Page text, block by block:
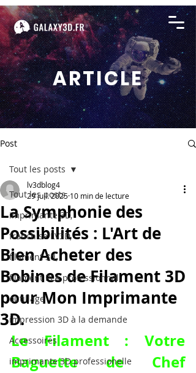
ARTICLE
Post
Tout les posts
imprimante 3D,
franchise LV3D,
filament 3d,
filament PLA professionnel
outillage
impression 3D à la demande
Accessoires
imprimante 3D professionelle
Tout les posts
La Symphonie des
Possibilités : L'Art de
Bien Acheter des
Bobines de Filament 3D
pour Mon Imprimante
3D.
lv3dblog4
29 juil. 2025 10 min de lecture
Le Filament : Votre
Baguette de Chef